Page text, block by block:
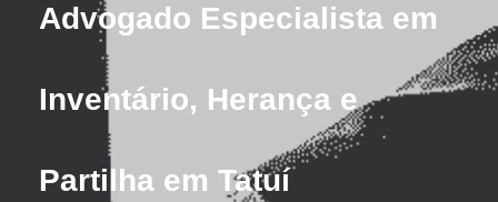
Advogado Especialista em
Inventário, Herança e
Partilha em Tatuí